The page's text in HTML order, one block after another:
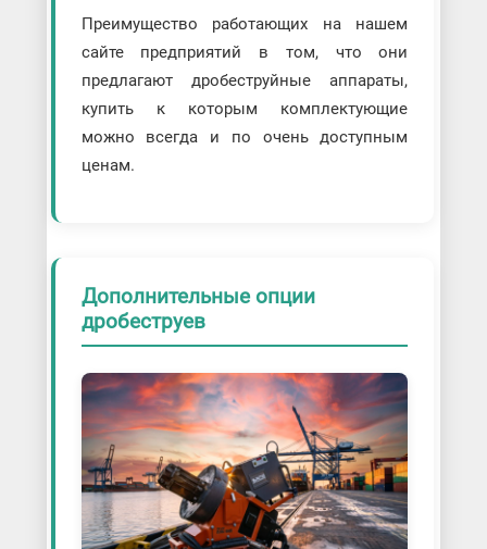
Преимущество работающих на нашем
сайте предприятий в том, что они
предлагают дробеструйные аппараты,
купить к которым комплектующие
можно всегда и по очень доступным
ценам.
Дополнительные опции
дробеструев